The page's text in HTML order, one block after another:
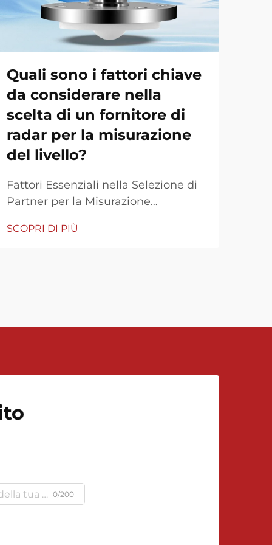
Quali sono i fattori chiave
da considerare nella
scelta di un fornitore di
radar per la misurazione
del livello?
Fattori Essenziali nella Selezione di
Partner per la Misurazione
le proprie esigenze di misurazione
SCOPRI DI PIÙ
0/200